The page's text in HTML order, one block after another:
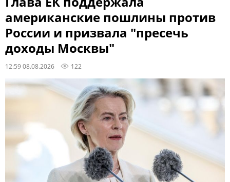
американские пошлины против
России и призвала "пресечь
доходы Москвы"
12:59 08.08.2026 122